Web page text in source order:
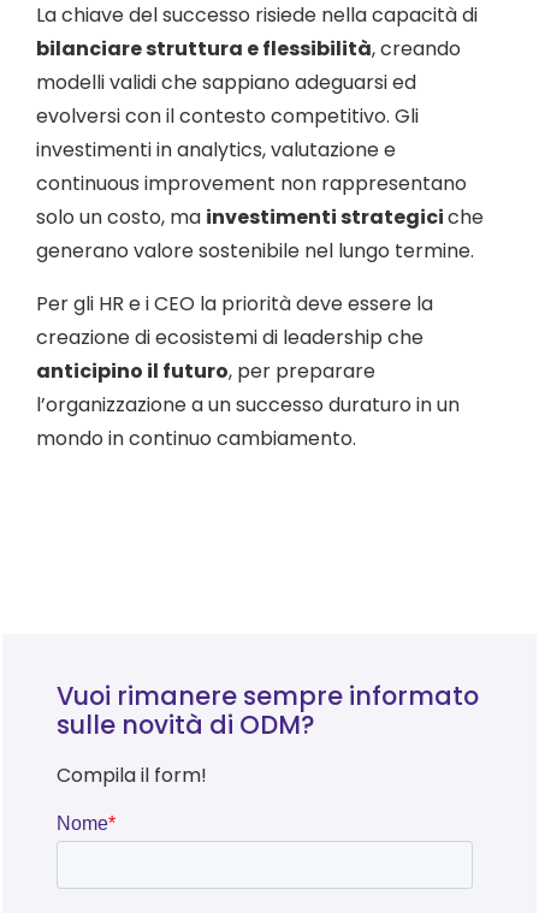
La chiave del successo risiede nella capacità di
bilanciare struttura e flessibilità, creando
modelli validi che sappiano adeguarsi ed
evolversi con il contesto competitivo. Gli
investimenti in analytics, valutazione e
continuous improvement non rappresentano
solo un costo, ma investimenti strategiciche
generano valore sostenibile nel lungo termine.
Per gli HR e i CEO la priorità deve essere la
creazione di ecosistemi di leadership che
anticipino il futuro, per preparare
l’organizzazione a un successo duraturo in un
mondo in continuo cambiamento.
Vuoi rimanere sempre informato
sulle novità di ODM?
Compila il form!